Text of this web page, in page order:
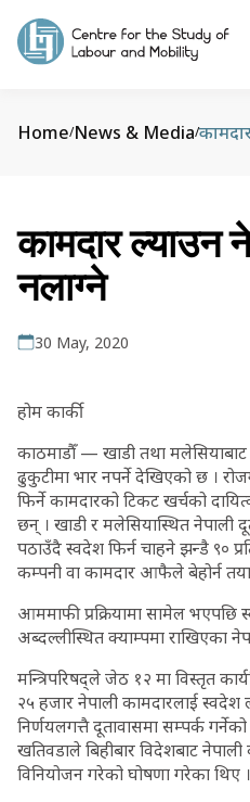
Home/News & Media/
कामदार ल्याउन
नलाग्‍ने
30 May, 2020
होम कार्की
काठमाडौँ — खाडी तथा मलेसियाबाट
ढुकुटीमा भार नपर्ने देखिएको छ ।
फिर्ने कामदारको टिकट खर्चको
छन् । खाडी र मलेसियास्थित नेपाली
पठाउँदै स्वदेश फिर्न चाहने झन्डै ९०
कम्पनी वा कामदार आफैले बेहोर्न
आममाफी प्रक्रियामा सामेल
अब्दल्लीस्थित क्याम्पमा राखिएका
मन्त्रिपरिषद्ले जेठ १२ मा विस्तृत
२५ हजार नेपाली कामदारलाई स्वदेश
निर्णयलगत्तै दूतावासमा सम्पर्क
खतिवडाले बिहीबार विदेशबाट
विनियोजन गरेको घोषणा गरेका थिए ।